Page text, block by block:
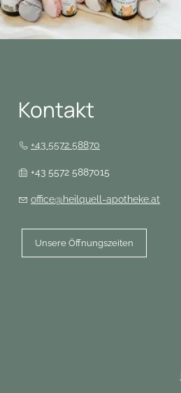
Kontakt
+43 5572 58870
+43 5572 5887015
office@heilquell-apotheke.at
Unsere Öffnungszeiten